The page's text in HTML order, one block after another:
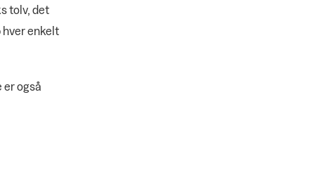
tolv, det
enkelt
er også